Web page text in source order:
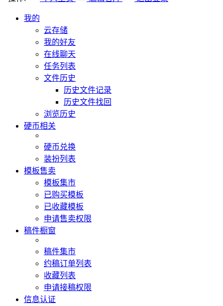
我的
云存储
我的好友
在线聊天
任务列表
文件历史
历史文件记录
历史文件找回
浏览历史
硬币相关
硬币兑换
装扮列表
模板售卖
模板集市
已购买模板
已收藏模板
申请售卖权限
稿件橱窗
稿件集市
约稿订单列表
收藏列表
申请接稿权限
信息认证